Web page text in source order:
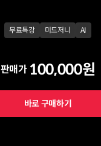
무료특강 미드저니 AI
판매가 100,000원
바로 구매하기